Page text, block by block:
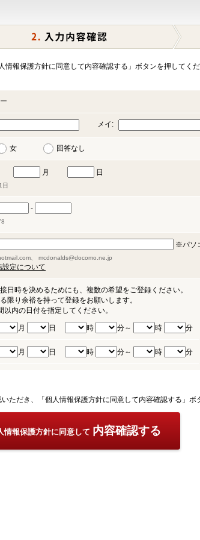
情報保護方針に同意して内容確認する」ボタンを押してくだ
メイ:
女 回答なし
月 日
日
-
※パソ
、 mcdonalds@docomo.ne.jp
設定について
日時を決めるためにも、複数の希望をご登録ください。
限り余裕を持って登録をお願いします。
内の日付を指定してください。
月 日 時 分～ 時 分
月 日 時 分～ 時 分
いただき、「個人情報保護方針に同意して内容確認する」ボ
情報保護方針に同意して 内容確認する